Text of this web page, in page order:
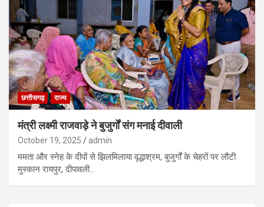
छत्तीसगढ़ राज्य
मंत्री लक्ष्मी राजवाड़े ने बुजुर्गों संग मनाई दीवाली
October 19, 2025 admin
ममता और स्नेह के दीपों से झिलमिलाया वृद्धाश्रम, बुजुर्गों के चेहरों पर लौटी
मुस्कान रायपुर, दीपावली…